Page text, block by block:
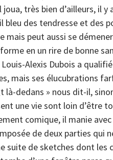
très bien d’ailleurs, il y
bleu des tendresse et des
mais peut aussi se
en un rire de bonne
Alexis Dubois a
mais ses élucubrations
là-dedans » nous dit-il,
une vie sont loin d’être
comique, il manie
de deux parties qui
suite de sketches dont les